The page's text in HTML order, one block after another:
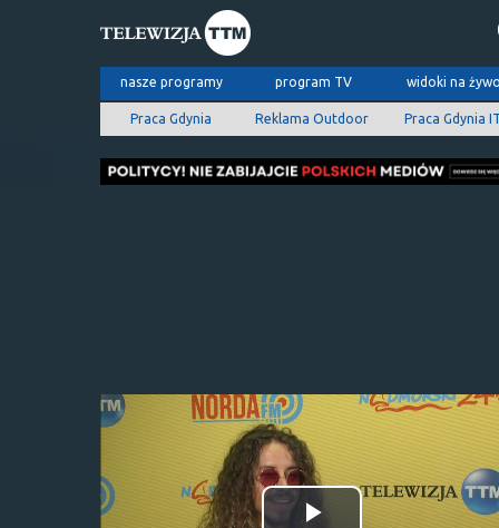
nasze programy program TV widoki na
Praca Gdynia Reklama Outdoor Praca Gdynia